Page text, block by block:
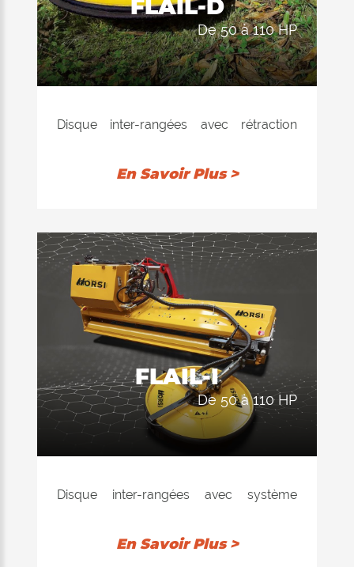
FLAIL-D
de 50 à 110 HP
Disque inter-rangées avec rétraction
régler l'inclinaison de la coupe pour
drains des vergers ou sur des terrains
vallonnés dans les falaises. Le
parallélogramme installé permet un
auto-nivellement et une adaptation à
toutes les situations au sol.
Adaptable sur les modèles DYNAMIC,
EVO PLUS, EVO PLUS REV, KING EXTRA
et FRUIT EXTRA.
En Savoir Plus >
FLAIL-I
de 50 à 110 HP
Disque inter-rangées avec système
hydraulique avec effort contrôlé. Il est
En Savoir Plus >